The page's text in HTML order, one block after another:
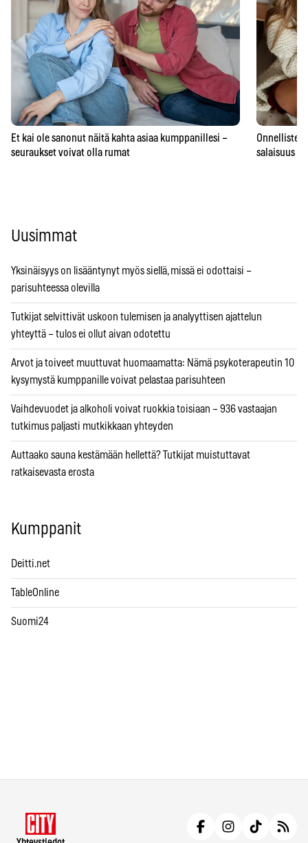
Et kai ole sanonut näitä kahta asiaa kumppanillesi –
seuraukset voivat olla rumat
Onnellisten
salaisuus –
Uusimmat
Yksinäisyys on lisääntynyt myös siellä, missä ei odottaisi –
parisuhteessa olevilla
Tutkijat selvittivät uskoon tulemisen ja analyyttisen ajattelun
yhteyttä – tulos ei ollut aivan odotettu
Arvot ja toiveet muuttuvat huomaamatta: Nämä psykoterapeutin 10
kysymystä kumppanille voivat pelastaa parisuhteen
Vaihdevuodet ja alkoholi voivat ruokkia toisiaan – 936 vastaajan
tutkimus paljasti mutkikkaan yhteyden
Auttaako sauna kestämään hellettä? Tutkijat muistuttavat
ratkaisevasta erosta
Kumppanit
Deitti.net
TableOnline
Suomi24